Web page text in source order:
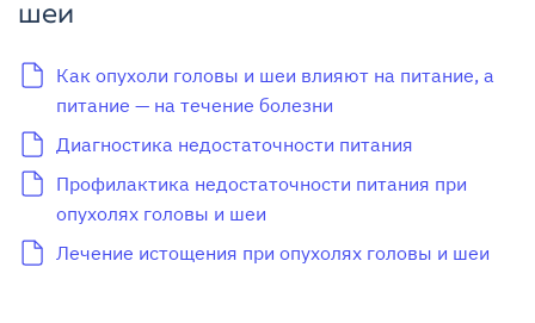
шеи
Как опухоли головы и шеи влияют на питание, а
питание — на течение болезни
Диагностика недостаточности питания
Профилактика недостаточности питания при
опухолях головы и шеи
Лечение истощения при опухолях головы и шеи